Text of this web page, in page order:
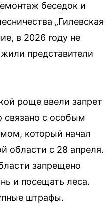
беседок и
„Гилевская
в 2026 году не
представители
роще ввели запрет
с особым
который начал
области с 28 апреля.
запрещено
и посещать леса.
штрафы.